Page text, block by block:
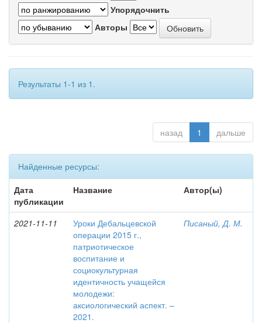
Упорядочнить
Авторы
Результаты 1-1 из 1.
назад 1 дальше
Найденные ресурсы:
Дата
публикации
Название Автор(ы)
2021-11-11
Уроки Дебальцевской
операции 2015 г.,
патриотическое
воспитание и
социокультурная
идентичность учащейся
молодежи:
аксиологический аспект. –
2021.
Писаный, Д. М.